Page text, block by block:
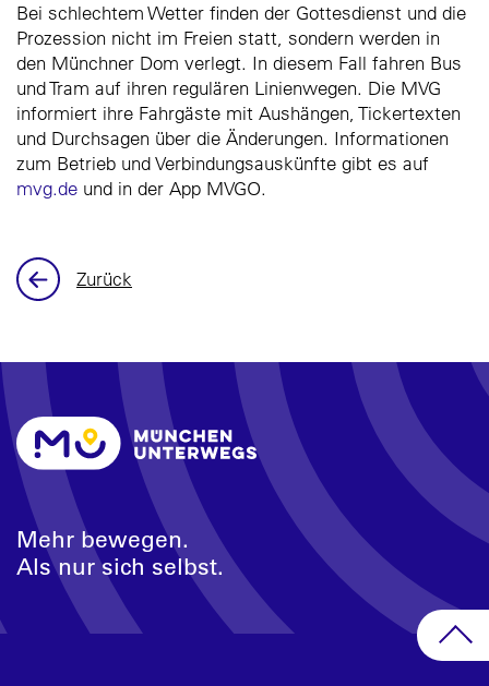
Bei schlechtem Wetter finden der Gottesdienst und die
Prozession nicht im Freien statt, sondern werden in
den Münchner Dom verlegt. In diesem Fall fahren Bus
und Tram auf ihren regulären Linienwegen. Die MVG
informiert ihre Fahrgäste mit Aushängen, Tickertexten
und Durchsagen über die Änderungen. Informationen
zum Betrieb und Verbindungsauskünfte gibt es auf
mvg.de und in der App MVGO.
Zurück
Mehr bewegen.
Als nur sich selbst.